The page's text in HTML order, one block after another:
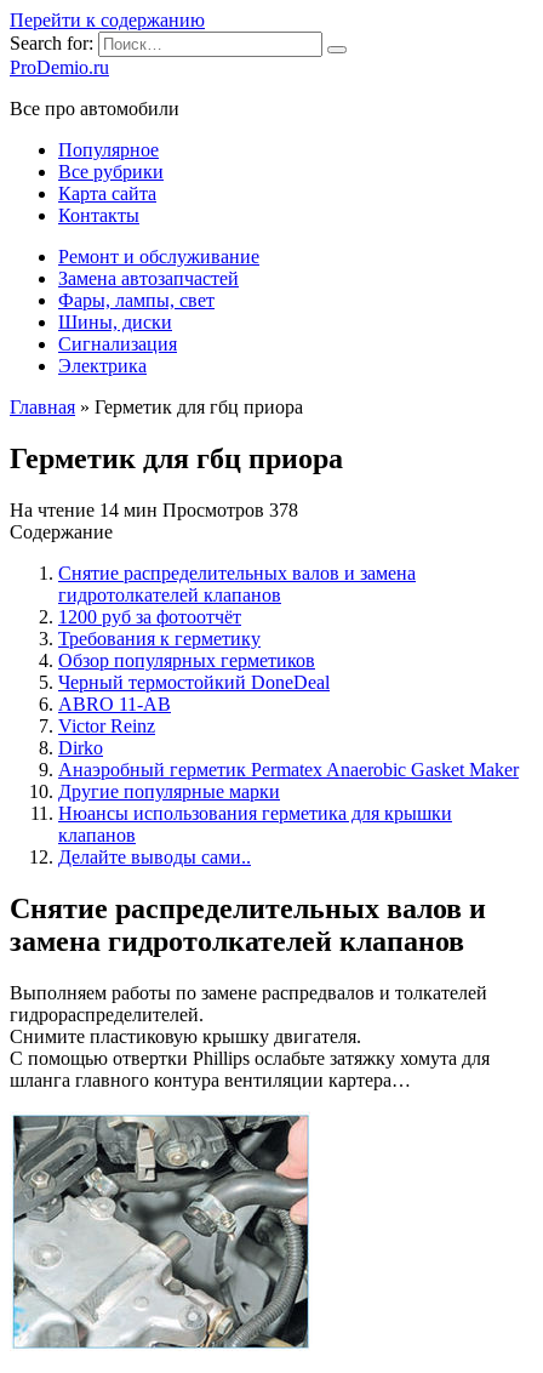
Перейти к содержанию
Search for:
ProDemio.ru
Все про автомобили
Популярное
Все рубрики
Карта сайта
Контакты
Ремонт и обслуживание
Замена автозапчастей
Фары, лампы, свет
Шины, диски
Сигнализация
Электрика
Главная » Герметик для гбц приора
Герметик для гбц приора
На чтение 14 мин Просмотров 378
Содержание
Снятие распределительных валов и замена
гидротолкателей клапанов
1200 руб за фотоотчёт
Требования к герметику
Обзор популярных герметиков
Черный термостойкий DoneDeal
ABRO 11-AB
Victor Reinz
Dirko
Анаэробный герметик Permatex Anaerobic Gasket Maker
Другие популярные марки
Нюансы использования герметика для крышки
клапанов
Делайте выводы сами..
Снятие распределительных валов и
замена гидротолкателей клапанов
Выполняем работы по замене распредвалов и толкателей
гидрораспределителей.
Снимите пластиковую крышку двигателя.
С помощью отвертки Phillips ослабьте затяжку хомута для
шланга главного контура вентиляции картера…